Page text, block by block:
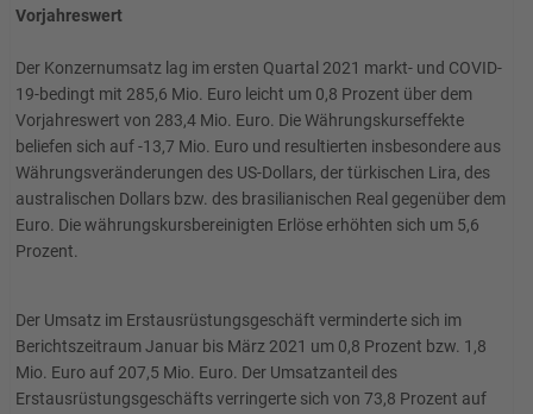
Vorjahreswert
Der Konzernumsatz lag im ersten Quartal 2021 markt- und COVID-
19-bedingt mit 285,6 Mio. Euro leicht um 0,8 Prozent über dem
Vorjahreswert von 283,4 Mio. Euro. Die Währungskurseffekte
beliefen sich auf -13,7 Mio. Euro und resultierten insbesondere aus
Währungsveränderungen des US-Dollars, der türkischen Lira, des
australischen Dollars bzw. des brasilianischen Real gegenüber dem
Euro. Die währungskursbereinigten Erlöse erhöhten sich um 5,6
Prozent.
Der Umsatz im Erstausrüstungsgeschäft verminderte sich im
Berichtszeitraum Januar bis März 2021 um 0,8 Prozent bzw. 1,8
Mio. Euro auf 207,5 Mio. Euro. Der Umsatzanteil des
Erstausrüstungsgeschäfts verringerte sich von 73,8 Prozent auf